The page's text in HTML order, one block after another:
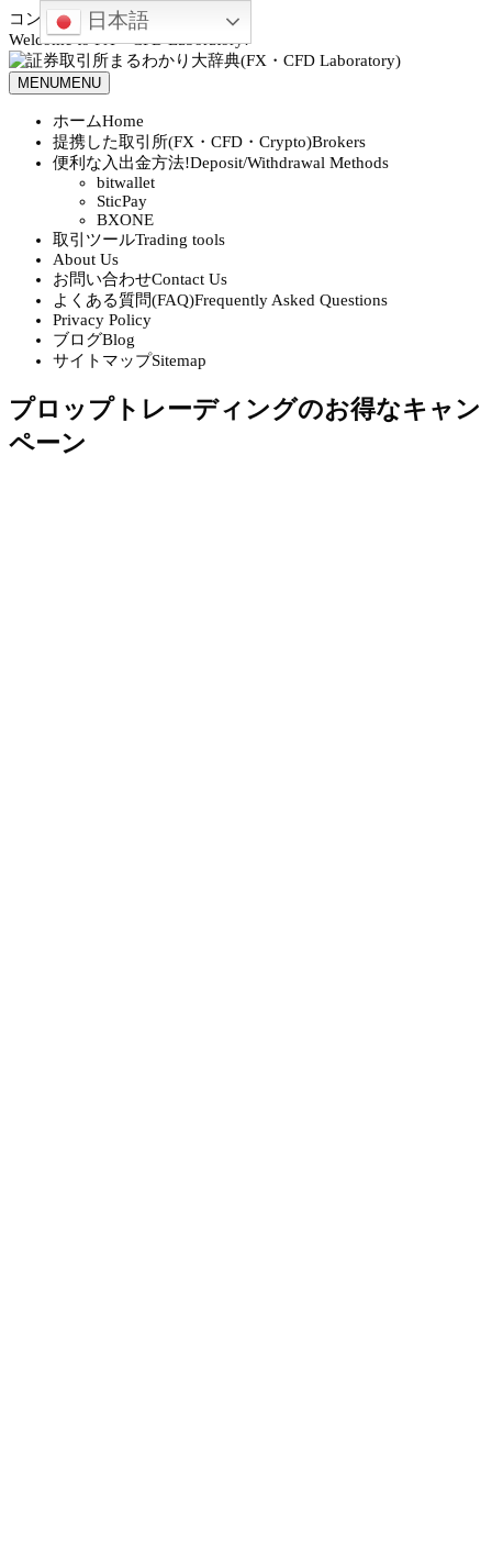
コンテンツへスキップ
Welcome to FX・CFD Laboratory!
MENUMENU
ホームHome
提携した取引所(FX・CFD・Crypto)Brokers
便利な入出金方法!Deposit/Withdrawal Methods
bitwallet
SticPay
BXONE
取引ツールTrading tools
About Us
お問い合わせContact Us
よくある質問(FAQ)Frequently Asked Questions
Privacy Policy
ブログBlog
サイトマップSitemap
プロップトレーディングのお得なキャン
ペーン
日本語